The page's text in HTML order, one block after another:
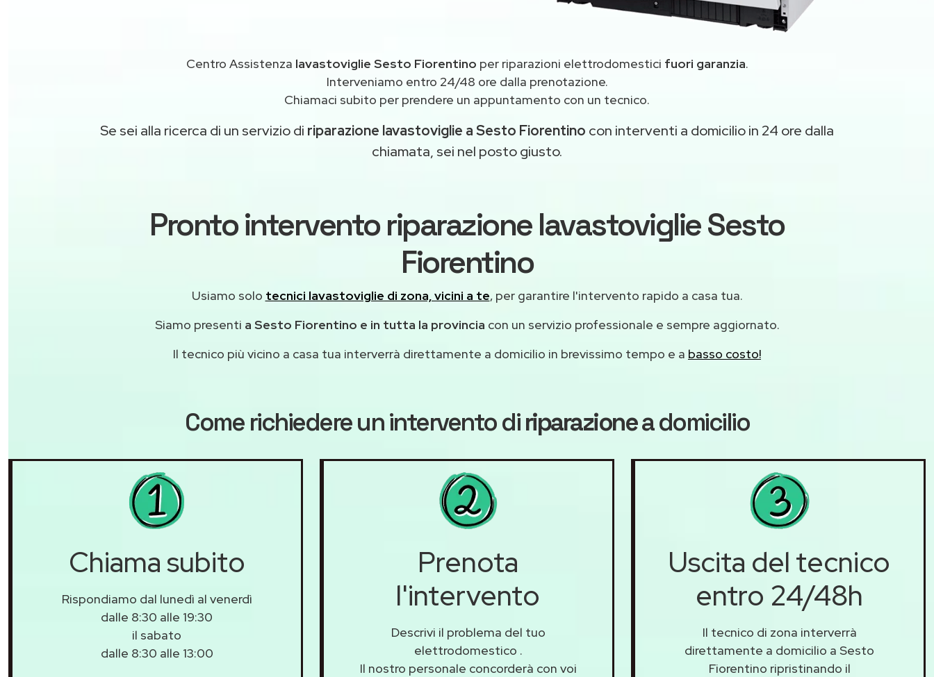
Centro Assistenza lavastoviglie Sesto Fiorentino per riparazioni elettrodomestici fuori garanzia.
Interveniamo entro 24/48 ore dalla prenotazione.
Chiamaci subito per prendere un appuntamento con un tecnico.
Se sei alla ricerca di un servizio di riparazione lavastoviglie a Sesto Fiorentino con interventi a domicilio in 24 ore dalla
chiamata, sei nel posto giusto.
Pronto intervento riparazione lavastoviglie Sesto
Fiorentino
Usiamo solo tecnici lavastoviglie di zona, vicini a te, per garantire l'intervento rapido a casa tua.
Siamo presenti a Sesto Fiorentino e in tutta la provincia con un servizio professionale e sempre aggiornato.
Il tecnico più vicino a casa tua interverrà direttamente a domicilio in brevissimo tempo e a basso costo!
Come richiedere un intervento diriparazionea domicilio
Chiama subito
Rispondiamo dal lunedì al venerdì
dalle 8:30 alle 19:30
il sabato
dalle 8:30 alle 13:00
Prenota
l'intervento
Descrivi il problema del tuo
elettrodomestico .
Il nostro personale concorderà con voi
Uscita del tecnico
entro 24/48h
Il tecnico di zona interverrà
direttamente a domicilio a Sesto
Fiorentino ripristinando il